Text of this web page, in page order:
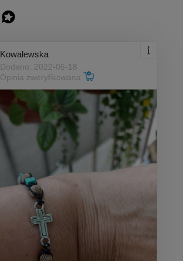
Kowalewska
Dodano: 2022-06-18
Opinia zweryfikowana